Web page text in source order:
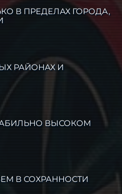
В ПРЕДЕЛАХ ГОРОДА,
РАЙОНАХ И
ВЫСОКОМ
В СОХРАННОСТИ